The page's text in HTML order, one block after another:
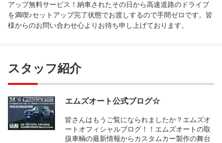
アップ無料サービス！納車されたその日から高速道路のドライブ
を満喫♪セットアップ完了状態でお渡しするので手間ゼロです。皆
様からのお問い合わせ心よりお待ち申し上げております。
スタッフ紹介
エムズオート公式ブログ☆
皆さんはもうご覧になられましたか？エムズオ
ートオフィシャルブログ！！エムズオートの取
扱車輌の最新情報からカスタムカー製作の舞台